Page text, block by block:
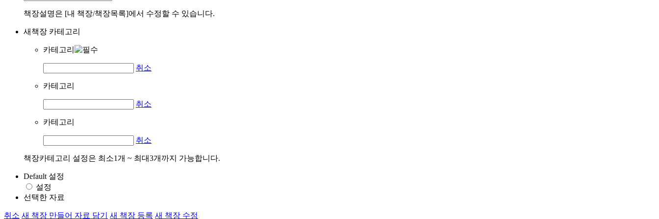
책장설명은 [내 책장/책장목록]에서 수정할 수 있습니다.
새책장 카테고리
카테고리
취소
카테고리
취소
카테고리
취소
책장카테고리 설정은 최소1개 ~ 최대3개까지 가능합니다.
Default 설정
설정
선택한 자료
취소 새 책장 만들어 자료 담기 새 책장 등록 새 책장 수정